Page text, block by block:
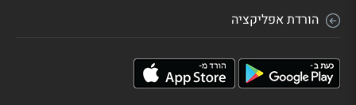
הורדת אפליקציה